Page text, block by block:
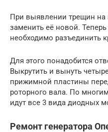
При выявлении трещин
заменить её новой.
необходимо разъединить
Для этого понадобится
Выкрутить и вынуть
прижимной пластины
роторного вала. По
идут все 3 вида диодных
Ремонт генератора